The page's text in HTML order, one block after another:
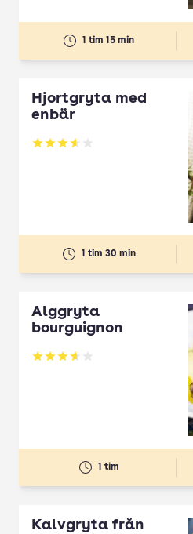
1 tim 15 min
Hjortgryta med
enbär
Betyg: 3.56 av 5
1 tim 30 min
Älggryta
bourguignon
Betyg: 3.66 av 5
1 tim
Kalvgryta från